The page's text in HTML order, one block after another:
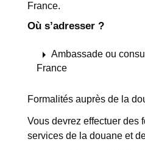
France.
Où s’adresser ?
arrow_right Ambassade ou
France
Formalités auprès de la
Vous devrez effectuer des
services de la douane et